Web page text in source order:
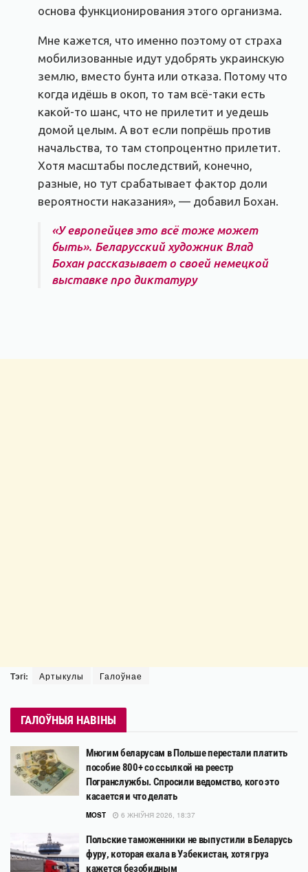
основа функционирования этого организма.
Мне кажется, что именно поэтому от страха
мобилизованные идут удобрять украинскую
землю, вместо бунта или отказа. Потому что
когда идёшь в окоп, то там всё-таки есть
какой-то шанс, что не прилетит и уедешь
домой целым. А вот если попрёшь против
начальства, то там стопроцентно прилетит.
Хотя масштабы последствий, конечно,
разные, но тут срабатывает фактор доли
вероятности наказания», — добавил Бохан.
«У европейцев это всё тоже может
быть». Беларусский художник Влад
Бохан рассказывает о своей немецкой
выставке про диктатуру
Тэгі: Артыкулы Галоўнае
ГАЛОЎНЫЯ НАВІНЫ
Многим беларусам в Польше перестали платить
пособие 800+ со ссылкой на реестр
Погранслужбы. Спросили ведомство, кого это
касается и что делать
MOST 6 ЖНІЎНЯ 2026, 18:37
Польские таможенники не выпустили в Беларусь
фуру, которая ехала в Узбекистан, хотя груз
кажется безобидным